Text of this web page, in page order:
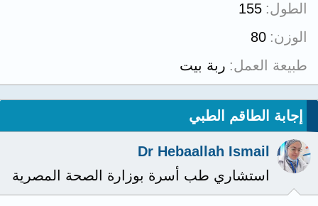
الطول 155
الوزن 80
طبيعة العمل ربة بيت
إجابة الطاقم الطبي
Dr Hebaallah Ismail
استشاري طب أسرة بوزارة الصحة المصرية